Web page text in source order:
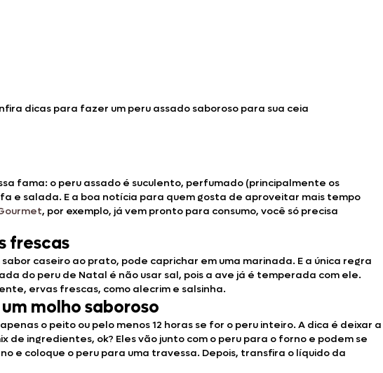
dicas para fazer um peru assado saboroso para sua ceia
fama: o peru assado é suculento, perfumado (principalmente os
e salada. E a boa notícia para quem gosta de aproveitar mais tempo
, por exemplo, já vem pronto para consumo, você só precisa
frescas
caseiro ao prato, pode caprichar em uma marinada. E a única regra
do peru de Natal é não usar sal, pois a ave já é temperada com ele.
ervas frescas, como alecrim e salsinha.
molho saboroso
o peito ou pelo menos 12 horas se for o peru inteiro. A dica é deixar a
ingredientes, ok? Eles vão junto com o peru para o forno e podem se
e coloque o peru para uma travessa. Depois, transfira o líquido da